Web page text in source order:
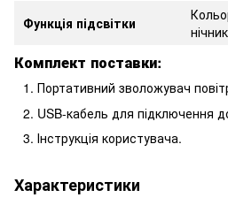
Функція підсвітки
Комплект поставки:
Портативний зволожувач
USB-кабель для підключення
Інструкція користувача.
Характеристики